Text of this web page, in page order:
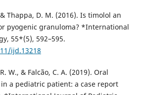
Thappa, D. M. (2016). Is timolol an
pyogenic granuloma? *International
55*(5), 592–595.
ijd.13218
W., & Falcão, C. A. (2019). Oral
a pediatric patient: a case report